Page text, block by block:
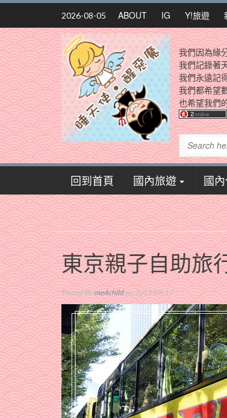
Skip
content
2026-08-05 ABOUT IG Y!旅遊
我們因為緣
我們記錄著
我們永遠記
我們都希望
也希望我們
回到首頁 國內旅遊 國
東京親子自助旅
Posted Byme4childon 2013-09-17